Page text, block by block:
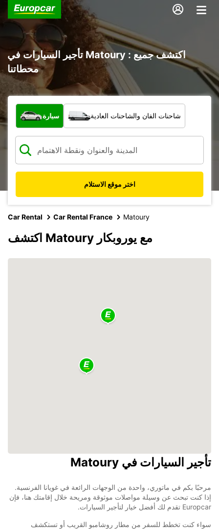
تأجير السيارات في Matoury : اكتشف جميع
محطاتنا
ما نوع المركبة؟
سيارة شاحنات الفان والشاحنات العادية
اختر موقع الاستلام
Car Rental Car Rental France Matoury
اكتشف Matoury مع يوروبكار
تأجير السيارات في Matoury
مرحبًا بكم في ماتوري، واحدة من الوجهات الرائعة في غويانا الفرنسية.
إذا كنت تبحث عن وسيلة مواصلات موثوقة ومريحة خلال إقامتك هنا، فإن
Europcar تقدم لك أفضل خيار لتأجير السيارات.
سواء كنت تخطط للسفر من مطار روشامبو القريب أو تستكشف